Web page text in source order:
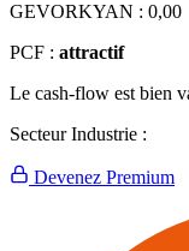
GEVORKYAN : 0,00
PCF : attractif
Le cash-flow est bien
Secteur Industrie :
Devenez Premium